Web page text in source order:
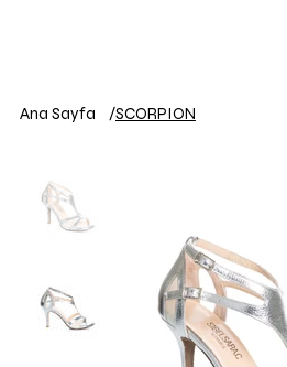
Ana Sayfa /SCORPION